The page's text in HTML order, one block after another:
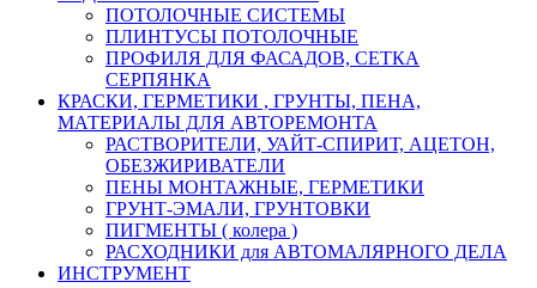
ПОТОЛОЧНЫЕ СИСТЕМЫ
ПЛИНТУСЫ ПОТОЛОЧНЫЕ
ПРОФИЛЯ ДЛЯ ФАСАДОВ, СЕТКА
СЕРПЯНКА
КРАСКИ, ГЕРМЕТИКИ , ГРУНТЫ, ПЕНА,
МАТЕРИАЛЫ ДЛЯ АВТОРЕМОНТА
РАСТВОРИТЕЛИ, УАЙТ-СПИРИТ, АЦЕТОН,
ОБЕЗЖИРИВАТЕЛИ
ПЕНЫ МОНТАЖНЫЕ, ГЕРМЕТИКИ
ГРУНТ-ЭМАЛИ, ГРУНТОВКИ
ПИГМЕНТЫ ( колера )
РАСХОДНИКИ для АВТОМАЛЯРНОГО ДЕЛА
ИНСТРУМЕНТ